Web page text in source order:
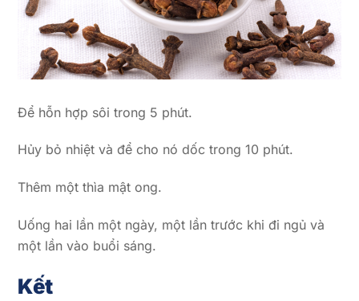
Để hỗn hợp sôi trong 5 phút.
Hủy bỏ nhiệt và để cho nó dốc trong 10 phút.
Thêm một thìa mật ong.
Uống hai lần một ngày, một lần trước khi đi ngủ và
một lần vào buổi sáng.
Kết